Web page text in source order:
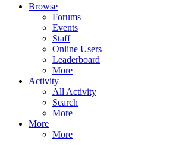
Browse
Forums
Events
Staff
Online Users
Leaderboard
More
Activity
All Activity
Search
More
More
More